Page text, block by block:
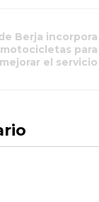
Berja incorpora
para
mejorar el servicio